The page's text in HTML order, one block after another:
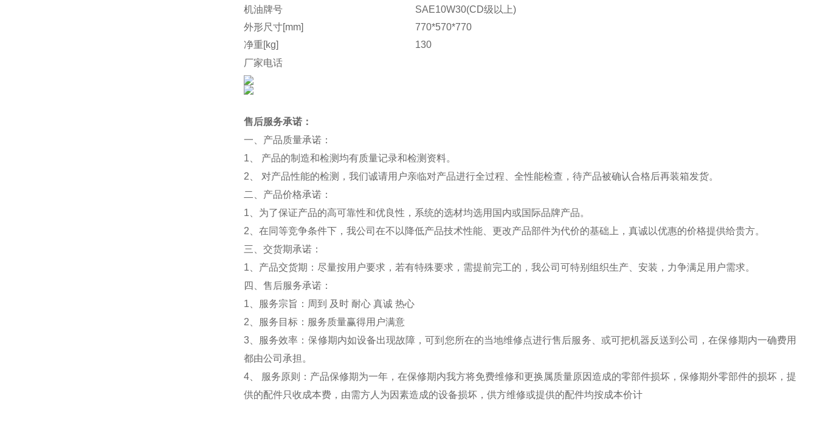
机油牌号
SAE10W30(CD级以上)
外形尺寸[mm]
770*570*770
净重[kg]
130
厂家电话
售后服务承诺：
一、产品质量承诺：
1、 产品的制造和检测均有质量记录和检测资料。
2、 对产品性能的检测，我们诚请用户亲临对产品进行全过程、全性能检查，待产品被确认合格后再装箱发货。
二、产品价格承诺：
1、为了保证产品的高可靠性和优良性，系统的选材均选用国内或国际品牌产品。
2、在同等竞争条件下，我公司在不以降低产品技术性能、更改产品部件为代价的基础上，真诚以优惠的价格提供给贵方。
三、交货期承诺：
1、产品交货期：尽量按用户要求，若有特殊要求，需提前完工的，我公司可特别组织生产、安装，力争满足用户需求。
四、售后服务承诺：
1、服务宗旨：周到 及时 耐心 真诚 热心
2、服务目标：服务质量赢得用户满意
3、服务效率：保修期内如设备出现故障，可到您所在的当地维修点进行售后服务、或可把机器反送到公司，在保修期内一确费用
都由公司承担。
4、 服务原则：产品保修期为一年，在保修期内我方将免费维修和更换属质量原因造成的零部件损坏，保修期外零部件的损坏，提
供的配件只收成本费，由需方人为因素造成的设备损坏，供方维修或提供的配件均按成本价计